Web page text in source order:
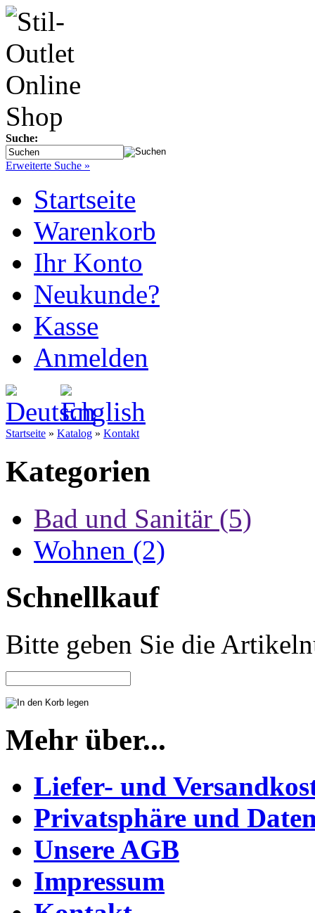
Suche:
Erweiterte Suche »
Startseite
Warenkorb
Ihr Konto
Neukunde?
Kasse
Anmelden
Startseite » Katalog » Kontakt
Kategorien
Bad und Sanitär (5)
Wohnen (2)
Schnellkauf
Bitte geben Sie die
Mehr über...
Liefer- und
Privatsphäre und
Unsere AGB
Impressum